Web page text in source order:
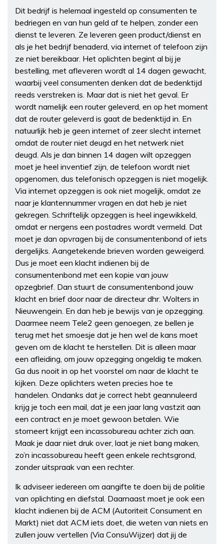
Dit bedrijf is helemaal ingesteld op consumenten te
bedriegen en van hun geld af te helpen, zonder een
dienst te leveren. Ze leveren geen product/dienst en
als je het bedrijf benaderd, via internet of telefoon zijn
ze niet bereikbaar. Het oplichten begint al bij je
bestelling, met afleveren wordt al 14 dagen gewacht,
waarbij veel consumenten denken dat de bedenktijd
reeds verstreken is. Maar dat is niet het geval. Er
wordt namelijk een router geleverd, en op het moment
dat de router geleverd is gaat de bedenktijd in. En
natuurlijk heb je geen internet of zeer slecht internet
omdat de router niet deugd en het netwerk niet
deugd. Als je dan binnen 14 dagen wilt opzeggen
moet je heel inventief zijn, de telefoon wordt niet
opgenomen, dus telefonisch opzeggen is niet mogelijk.
Via internet opzeggen is ook niet mogelijk, omdat ze
naar je klantennummer vragen en dat heb je niet
gekregen. Schriftelijk opzeggen is heel ingewikkeld,
omdat er nergens een postadres wordt vermeld. Dat
moet je dan opvragen bij de consumentenbond of iets
dergelijks. Aangetekende brieven worden geweigerd.
Dus je moet een klacht indienen bij de
consumentenbond met een kopie van jouw
opzegbrief. Dan stuurt de consumentenbond jouw
klacht en brief door naar de directeur dhr. Wolters in
Nieuwengein. En dan heb je bewijs van je opzegging.
Daarmee neem Tele2 geen genoegen, ze bellen je
terug met het smoesje dat je hen wel de kans moet
geven om de klacht te herstellen. Dit is alleen maar
een afleiding, om jouw opzegging ongeldig te maken.
Ga dus nooit in op het voorstel om naar de klacht te
kijken. Deze oplichters weten precies hoe te
handelen. Ondanks dat je correct hebt geannuleerd
krijg je toch een mail, dat je een jaar lang vastzit aan
een contract en je moet gewoon betalen. Wie
storneert krijgt een incassobureau achter zich aan.
Maak je daar niet druk over, laat je niet bang maken,
zo’n incassobureau heeft geen enkele rechtsgrond,
zonder uitspraak van een rechter.
Ik adviseer iedereen om aangifte te doen bij de politie
van oplichting en diefstal. Daarnaast moet je ook een
klacht indienen bij de ACM (Autoriteit Consument en
Markt) niet dat ACM iets doet, die weten van niets en
zullen jouw vertellen (Via ConsuWijzer) dat jij de